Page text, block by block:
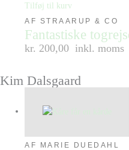
Tilføj til kurv
AF STRAARUP & CO
Fantastiske
kr. 200,00 inkl. moms
Kim Dalsgaard
AF MARIE DUEDAHL